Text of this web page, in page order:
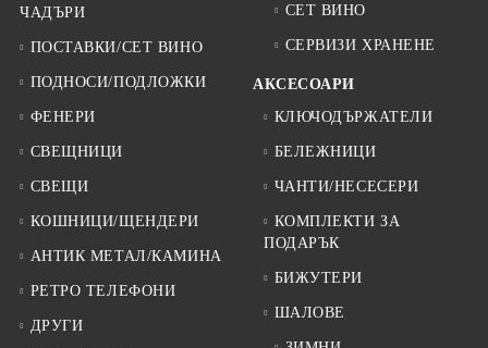
ЧАДЪРИ
ПОСТАВКИ/СЕТ ВИНО
ПОДНОСИ/ПОДЛОЖКИ
ФЕНЕРИ
СВЕЩНИЦИ
СВЕЩИ
КОШНИЦИ/ЩЕНДЕРИ
АНТИК МЕТАЛ/КАМИНА
РЕТРО ТЕЛЕФОНИ
ДРУГИ
СЕТ ВИНО
СЕРВИЗИ ХРАНЕНЕ
АКСЕСОАРИ
КЛЮЧОДЪРЖАТЕЛИ
БЕЛЕЖНИЦИ
ЧАНТИ/НЕСЕСЕРИ
КОМПЛЕКТИ ЗА
ПОДАРЪК
БИЖУТЕРИ
ШАЛОВЕ